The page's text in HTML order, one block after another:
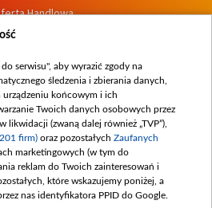
Handlowa
Dostępność
wewnętrznych
serwisu", aby wyrazić zgody na
śledzenia i zbierania danych,
końcowym i ich
Twoich danych osobowych przez
likwidacji (zwaną dalej również „TVP”),
firm) oraz pozostałych Zaufanych
marketingowych (w tym do
reklam do Twoich zainteresowań i
które wskazujemy poniżej, a
nas identyfikatora PPID do Google.